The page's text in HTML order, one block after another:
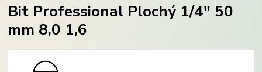
Bit Professional Plochý 1/4" 50
mm 8,0 1,6